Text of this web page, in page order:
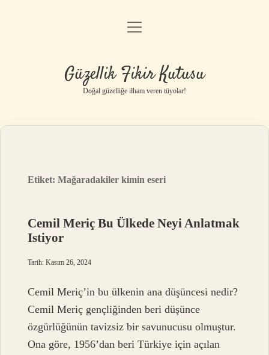
Anasayfa
Yasal Uyarı
menüyü
Güzellik Fikir Kutusu
Doğal güzelliğe ilham veren tüyolar!
Etiket:Mağaradakiler kimin eseri
Cemil Meriç Bu Ülkede Neyi Anlatmak
Istiyor
Tarih: Kasım 26, 2024
Cemil Meriç’in bu ülkenin ana düşüncesi nedir?
Cemil Meriç gençliğinden beri düşünce
özgürlüğünün tavizsiz bir savunucusu olmuştur.
Ona göre, 1956’dan beri Türkiye için açılan